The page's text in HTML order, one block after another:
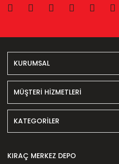
KURUMSAL
MÜŞTERİ HİZMETLERİ
KATEGORİLER
KIRAÇ MERKEZ DEPO